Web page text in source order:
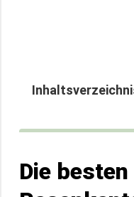
Die besten